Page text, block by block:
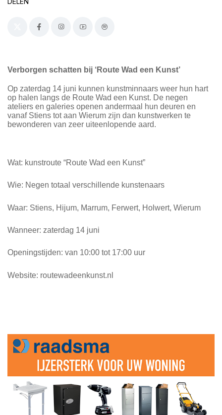
Verborgen schatten bij ‘Route Wad een Kunst’
Op zaterdag 14 juni kunnen kunstminnaars weer hun hart
op halen langs de Route Wad een Kunst. De negen
ateliers en galeries openen andermaal hun deuren en
vanaf Stiens tot aan Wierum zijn dan kunstwerken te
bewonderen van zeer uiteenlopende aard.
Wat: kunstroute “Route Wad een Kunst”
Wie: Negen totaal verschillende kunstenaars
Waar: Stiens, Hijum, Marrum, Ferwert, Holwert, Wierum
Wanneer: zaterdag 14 juni
Openingstijden: van 10:00 tot 17:00 uur
Website: routewadeenkunst.nl